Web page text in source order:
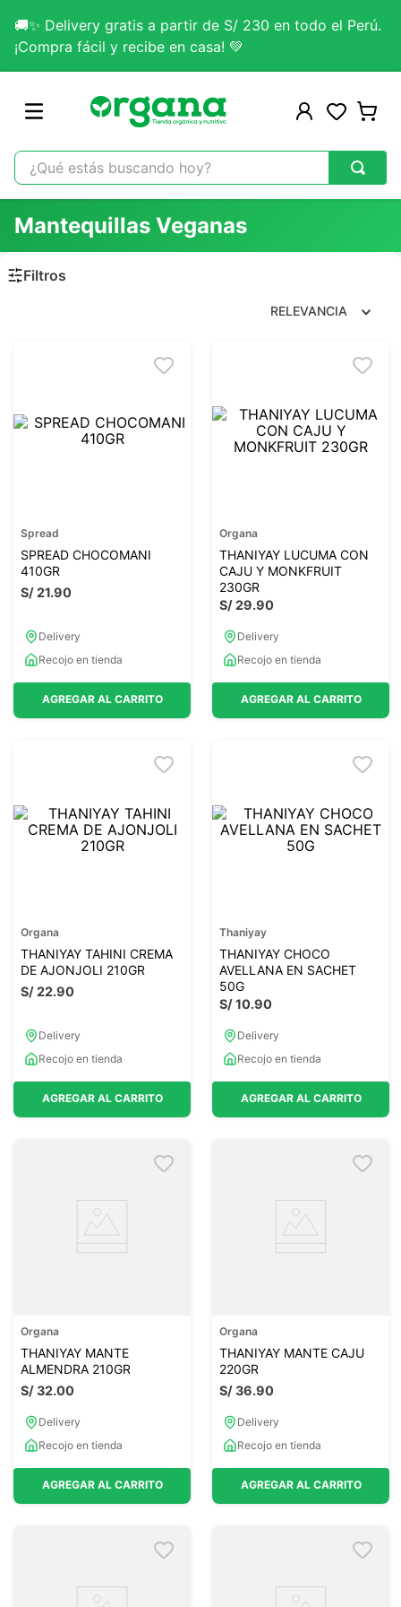
🚚✨ Delivery gratis a partir de S/ 230 en todo el Perú.
¡Compra fácil y recibe en casa! 💚
¿Qué estás buscando hoy?
1.
omega 3
2.
citrato magnesio
7.
magnesio
Mantequillas Veganas
RELEVANCIA
Spread
SPREAD CHOCOMANI
410GR
S/21.90
Delivery
Recojo en tienda
AGREGAR AL CARRITO
Organa
THANIYAY LUCUMA CON
CAJU Y MONKFRUIT
230GR
S/29.90
Delivery
Recojo en tienda
AGREGAR AL CARRITO
Organa
THANIYAY TAHINI CREMA
DE AJONJOLI 210GR
S/22.90
Delivery
Recojo en tienda
AGREGAR AL CARRITO
Thaniyay
THANIYAY CHOCO
AVELLANA EN SACHET
50G
S/10.90
Delivery
Recojo en tienda
AGREGAR AL CARRITO
Organa
THANIYAY MANTE
ALMENDRA 210GR
S/32.00
Delivery
Recojo en tienda
AGREGAR AL CARRITO
Organa
THANIYAY MANTE CAJU
220GR
S/36.90
Delivery
Recojo en tienda
AGREGAR AL CARRITO